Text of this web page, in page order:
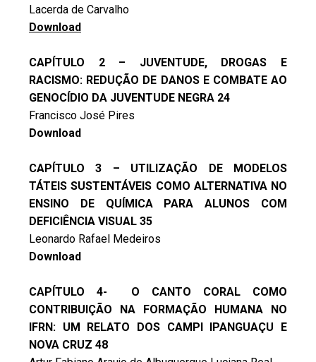
Lacerda de Carvalho
Download
CAPÍTULO 2 – JUVENTUDE, DROGAS E
RACISMO: REDUÇÃO DE DANOS E COMBATE AO
GENOCÍDIO DA JUVENTUDE NEGRA 24
Francisco José Pires
Download
CAPÍTULO 3 – UTILIZAÇÃO DE MODELOS
TÁTEIS SUSTENTÁVEIS COMO ALTERNATIVA NO
ENSINO DE QUÍMICA PARA ALUNOS COM
DEFICIÊNCIA VISUAL 35
Leonardo Rafael Medeiros
Download
CAPÍTULO 4- O CANTO CORAL COMO
CONTRIBUIÇÃO NA FORMAÇÃO HUMANA NO
IFRN: UM RELATO DOS CAMPI IPANGUAÇU E
NOVA CRUZ 48